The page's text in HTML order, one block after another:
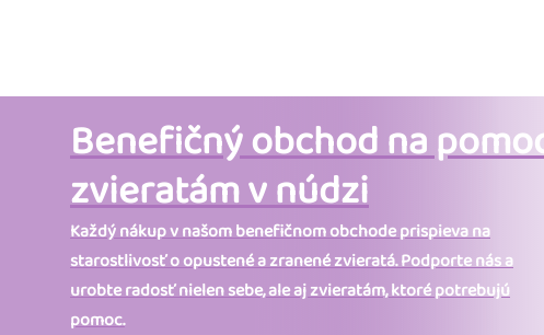
Benefičný obchod na
zvieratám v núdzi
Každý nákup v našom benefičnom obchode prispieva na
starostlivosť o opustené a zranené zvieratá. Podporte nás a
urobte radosť nielen sebe, ale aj zvieratám, ktoré potrebujú
pomoc.